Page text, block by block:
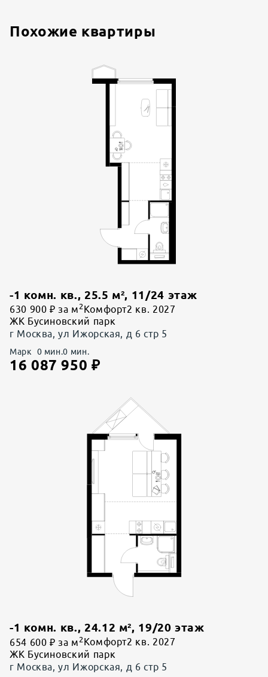
Похожие квартиры
-1 комн. кв., 25.5 м², 11 /24 этаж
630 900 ₽ за м 2 Комфорт2 кв. 2027
ЖК Бусиновский парк
г Москва, ул Ижорская, д 6 стр 5
Марк 0 мин.0 мин.
16 087 950 ₽
-1 комн. кв., 24.12 м², 19/20 этаж
654 600 ₽ за м 2 Комфорт2 кв. 2027
ЖК Бусиновский парк
г Москва, ул Ижорская, д 6 стр 5